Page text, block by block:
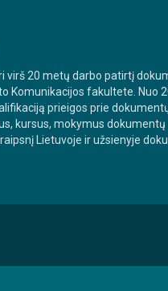
virš 20 metų darbo patirtį
Komunikacijos fakultete.
prieigos prie
kursus, mokymus
Lietuvoje ir užsienyje